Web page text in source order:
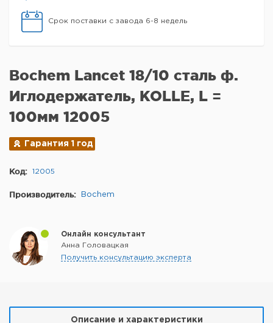
Срок поставки с завода 6-8 недель
Bochem Lancet 18/10 сталь ф.
Иглодержатель, KOLLE, L =
100мм 12005
Гарантия 1 год
Код: 12005
Производитель: Bochem
Онлайн консультант
Анна Головацкая
Получить консультацию эксперта
Описание и характеристики